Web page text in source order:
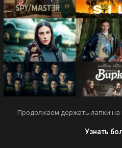
Продолжаем держать лапки на
Узнать